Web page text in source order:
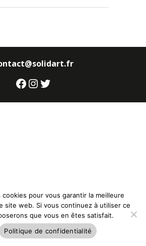
Facebook
Instagram
Twitter
pour vous garantir la meilleure
site web. Si vous continuez à utiliser ce
que vous en êtes satisfait.
Politique de confidentialité